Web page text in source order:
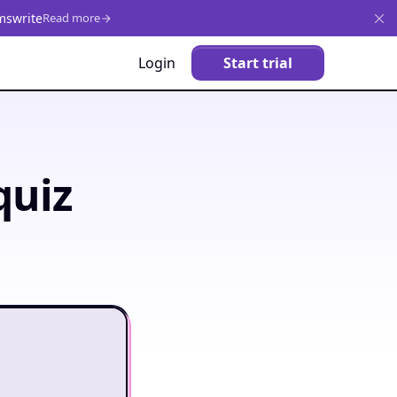
Read more
Login Start trial